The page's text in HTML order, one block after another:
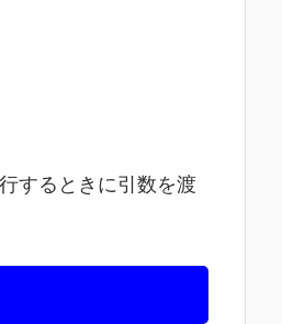
するときに引数を渡